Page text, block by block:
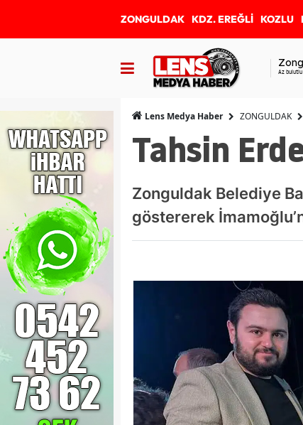
ZONGULDAK KDZ. EREĞLİ KOZLU
Az bulutlu
Lens Medya Haber ZONGULDAK
Tahsin
Zonguldak Belediye
göstererek